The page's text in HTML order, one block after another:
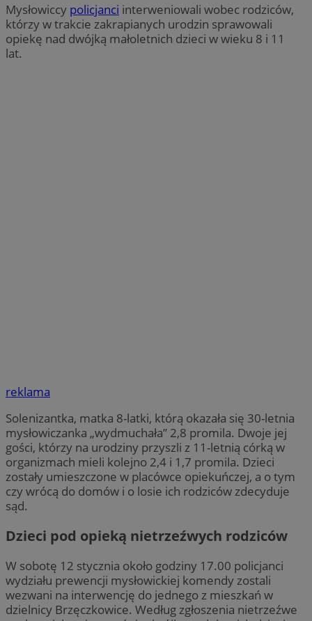
Mysłowiccy policjanci interweniowali wobec rodziców,
którzy w trakcie zakrapianych urodzin sprawowali
opiekę nad dwójką małoletnich dzieci w wieku 8 i 11
lat.
reklama
Solenizantka, matka 8-latki, którą okazała się 30-letnia
mysłowiczanka „wydmuchała” 2,8 promila. Dwoje jej
gości, którzy na urodziny przyszli z 11-letnią córką w
organizmach mieli kolejno 2,4 i 1,7 promila. Dzieci
zostały umieszczone w placówce opiekuńczej, a o tym
czy wrócą do domów i o losie ich rodziców zdecyduje
sąd.
Dzieci pod opieką nietrzeźwych rodziców
W sobotę 12 stycznia około godziny 17.00 policjanci
wydziału prewencji mysłowickiej komendy zostali
wezwani na interwencję do jednego z mieszkań w
dzielnicy Brzęczkowice. Według zgłoszenia nietrzeźwe